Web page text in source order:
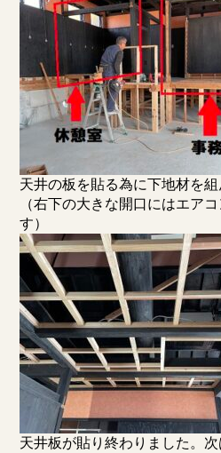
天井の板を貼る為に下地材を組
（右下の大きな開口にはエア
す）
天井板が貼り終わりました。